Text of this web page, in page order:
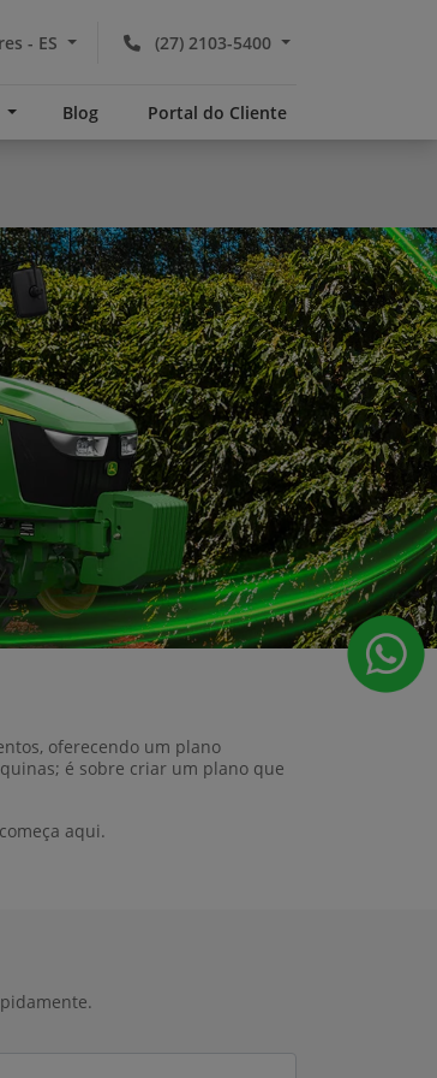
(27) 2103-5400
- ES
Blog Portal do Cliente
oferecendo um plano
é sobre criar um plano que
aqui.